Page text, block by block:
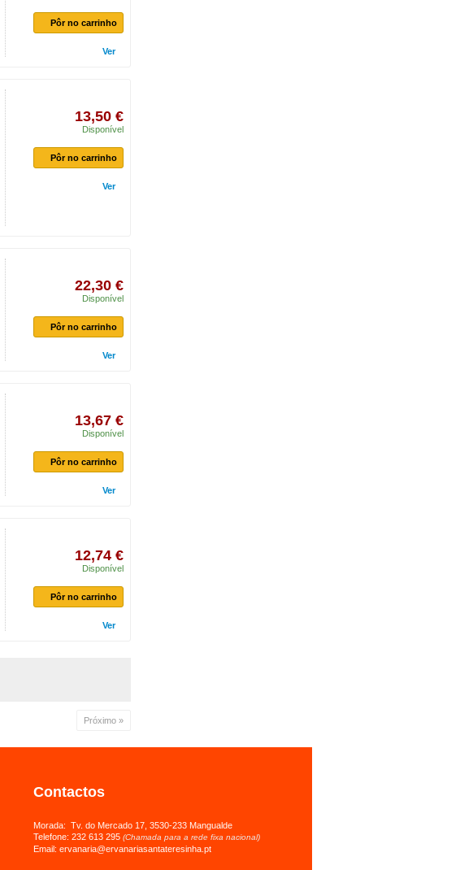
Pôr no carrinho
Ver
13,50 €
Disponível
Pôr no carrinho
Ver
22,30 €
Disponível
Pôr no carrinho
Ver
13,67 €
Disponível
Pôr no carrinho
Ver
12,74 €
Disponível
Pôr no carrinho
Ver
Próximo »
Contactos
Morada: Tv. do Mercado 17, 3530-233 Mangualde
Telefone: 232 613 295 (Chamada para a rede fixa nacional)
Email: ervanaria@ervanariasantateresinha.pt